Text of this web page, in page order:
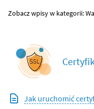
Zobacz wpisy w kategorii:
Jak uruchomić